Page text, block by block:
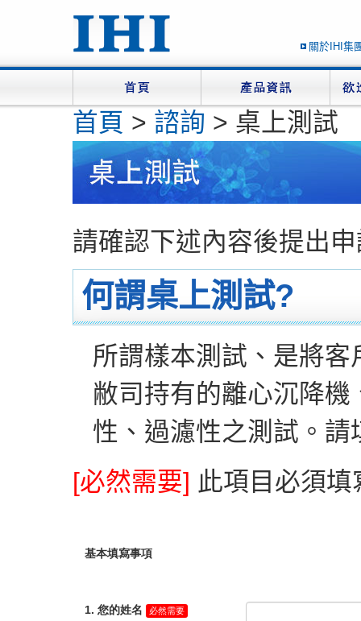
關於IHI集
首頁 > 諮詢 > 桌上測試
請確認下述內容後提出
何謂桌上測試?
所謂樣本測試、是將
敝司持有的離心沉降
性、過濾性之測試。
[必然需要] 此項目必須填